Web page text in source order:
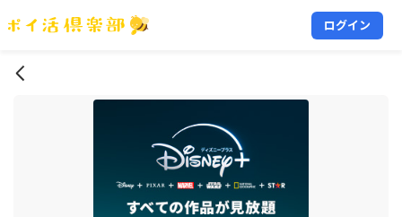
ログイン